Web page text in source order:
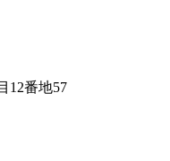
12番地57